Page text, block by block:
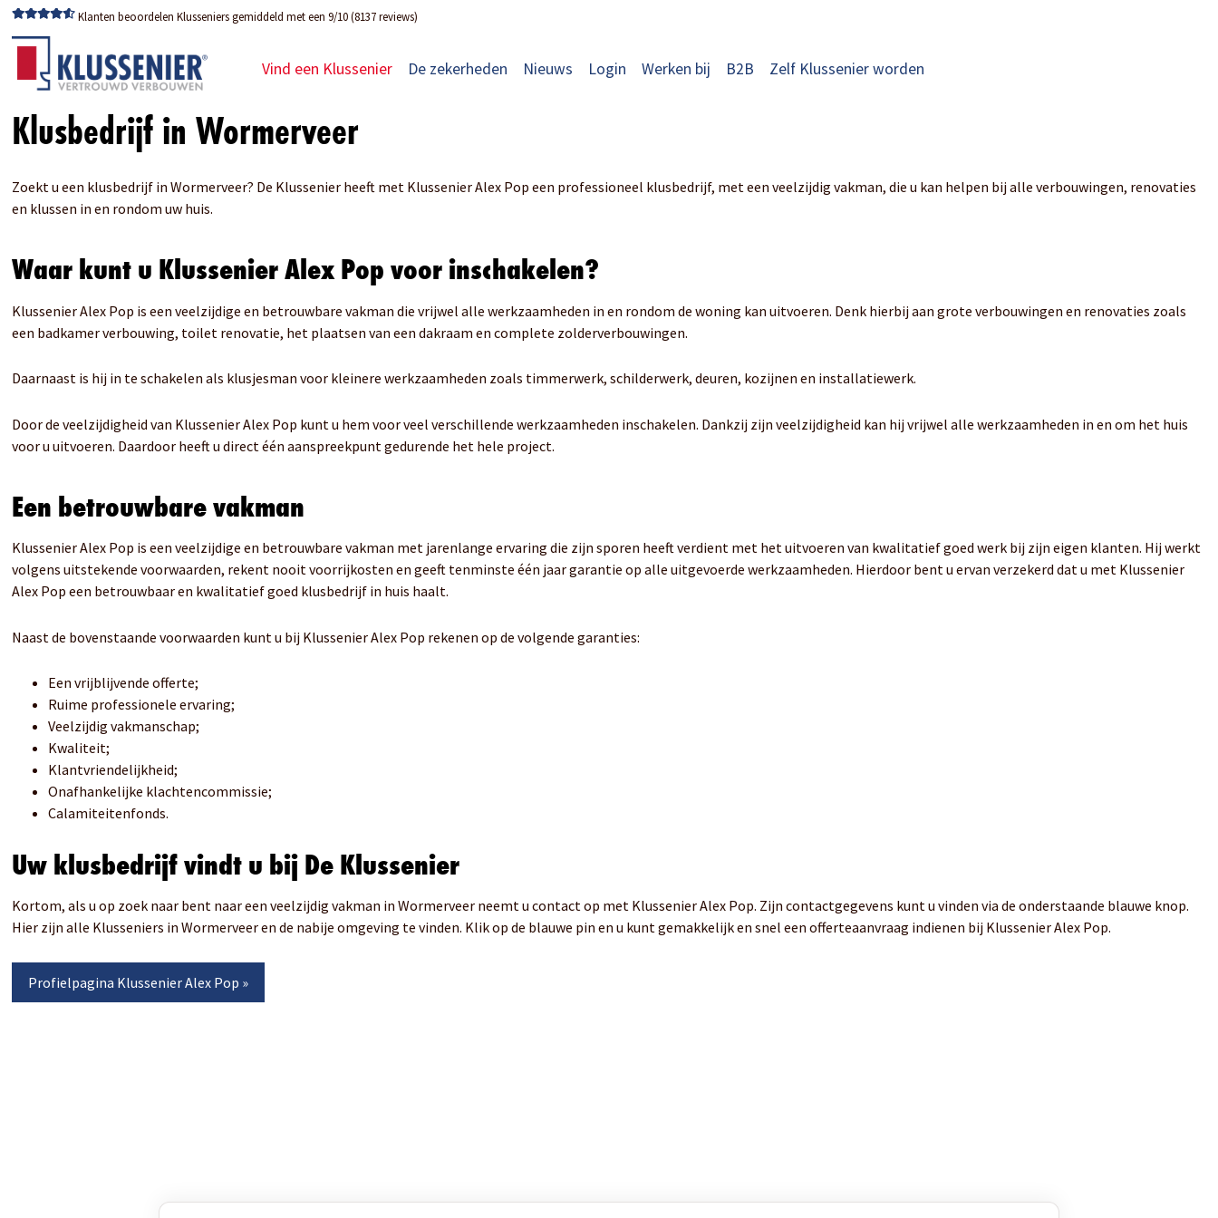
Klanten beoordelen Klusseniers gemiddeld met een 9/10 (8137 reviews)
Vind een Klussenier De zekerheden Nieuws Login Werken bij B2B Zelf Klussenier worden
Klusbedrijf in Wormerveer
Zoekt u een klusbedrijf in Wormerveer? De Klussenier heeft met Klussenier Alex Pop een professioneel klusbedrijf, met een veelzijdig vakman, die u kan helpen bij alle verbouwingen, renovaties
en klussen in en rondom uw huis.
Waar kunt u Klussenier Alex Pop voor inschakelen?
Klussenier Alex Pop is een veelzijdige en betrouwbare vakman die vrijwel alle werkzaamheden in en rondom de woning kan uitvoeren. Denk hierbij aan grote verbouwingen en renovaties zoals
een badkamer verbouwing, toilet renovatie, het plaatsen van een dakraam en complete zolderverbouwingen.
Daarnaast is hij in te schakelen als klusjesman voor kleinere werkzaamheden zoals timmerwerk, schilderwerk, deuren, kozijnen en installatiewerk.
Door de veelzijdigheid van Klussenier Alex Pop kunt u hem voor veel verschillende werkzaamheden inschakelen. Dankzij zijn veelzijdigheid kan hij vrijwel alle werkzaamheden in en om het huis
voor u uitvoeren. Daardoor heeft u direct één aanspreekpunt gedurende het hele project.
Een betrouwbare vakman
Klussenier Alex Pop is een veelzijdige en betrouwbare vakman met jarenlange ervaring die zijn sporen heeft verdient met het uitvoeren van kwalitatief goed werk bij zijn eigen klanten. Hij werkt
volgens uitstekende voorwaarden, rekent nooit voorrijkosten en geeft tenminste één jaar garantie op alle uitgevoerde werkzaamheden. Hierdoor bent u ervan verzekerd dat u met Klussenier
Alex Pop een betrouwbaar en kwalitatief goed klusbedrijf in huis haalt.
Naast de bovenstaande voorwaarden kunt u bij Klussenier Alex Pop rekenen op de volgende garanties:
Een vrijblijvende offerte;
Ruime professionele ervaring;
Veelzijdig vakmanschap;
Kwaliteit;
Klantvriendelijkheid;
Onafhankelijke klachtencommissie;
Calamiteitenfonds.
Uw klusbedrijf vindt u bij De Klussenier
Kortom, als u op zoek naar bent naar een veelzijdig vakman in Wormerveer neemt u contact op met Klussenier Alex Pop. Zijn contactgegevens kunt u vinden via de onderstaande blauwe knop.
Hier zijn alle Klusseniers in Wormerveer en de nabije omgeving te vinden. Klik op de blauwe pin en u kunt gemakkelijk en snel een offerteaanvraag indienen bij Klussenier Alex Pop.
Profielpagina Klussenier Alex Pop »